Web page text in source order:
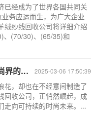
已经成为了世界各国共同关
务应运而生，为广大企业
绒纱线回收公司将详细介绍
、(70/30)、(65/35)和
2025-03-06 17:50:39
新宠
花，却也在不经意间制造了
回收公司，正悄然崛起，成
走向可持续的时尚未来。...